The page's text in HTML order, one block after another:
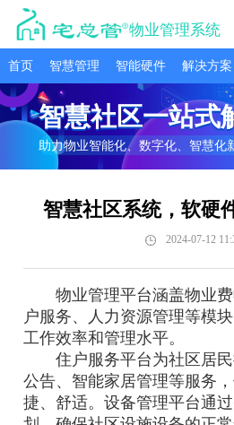
物业管理系统
首页 智慧管理 智能硬件 解决方案
智慧社区一站式
助力物业智能化、数字化、智慧化
智慧社区系统，软硬
2024-07-12
物业管理平台涵盖物业费
户服务、人力资源管理等模
工作效率和管理水平。
住户服务平台为社区居民
公告、智能家居管理等服务
捷、舒适。设备管理平台通